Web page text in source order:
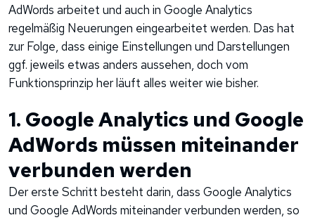
AdWords arbeitet und auch in Google Analytics
regelmäßig Neuerungen eingearbeitet werden. Das hat
zur Folge, dass einige Einstellungen und Darstellungen
ggf. jeweils etwas anders aussehen, doch vom
Funktionsprinzip her läuft alles weiter wie bisher.
1. Google Analytics und Google
AdWords müssen miteinander
verbunden werden
Der erste Schritt besteht darin, dass Google Analytics
und Google AdWords miteinander verbunden werden, so